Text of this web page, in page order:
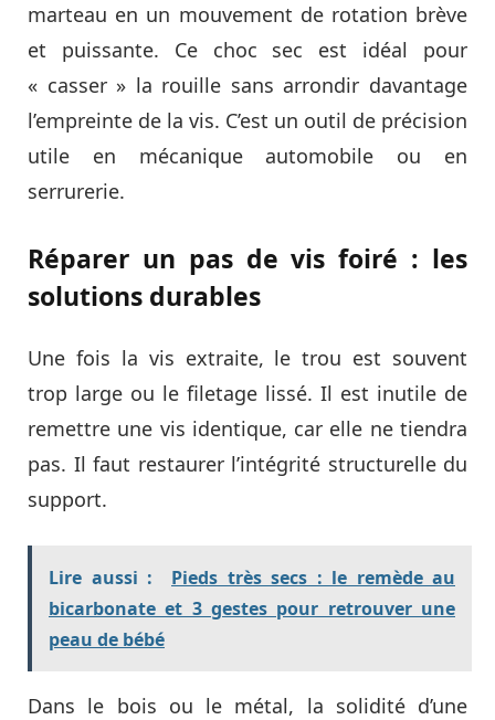
marteau en un mouvement de rotation brève
et puissante. Ce choc sec est idéal pour
« casser » la rouille sans arrondir davantage
l’empreinte de la vis. C’est un outil de précision
utile en mécanique automobile ou en
serrurerie.
Réparer un pas de vis foiré : les
solutions durables
Une fois la vis extraite, le trou est souvent
trop large ou le filetage lissé. Il est inutile de
remettre une vis identique, car elle ne tiendra
pas. Il faut restaurer l’intégrité structurelle du
support.
Lire aussi :
Pieds très secs : le remède au
bicarbonate et 3 gestes pour retrouver une
peau de bébé
Dans le bois ou le métal, la solidité d’une